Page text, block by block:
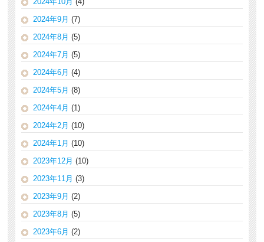
2024年9月 (7)
2024年8月 (5)
2024年7月 (5)
2024年6月 (4)
2024年5月 (8)
2024年4月 (1)
2024年2月 (10)
2024年1月 (10)
2023年12月 (10)
2023年11月 (3)
2023年9月 (2)
2023年8月 (5)
2023年6月 (2)